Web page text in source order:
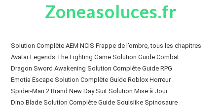
Zoneasoluces.fr
Solution Complète AEM NCIS Frappe de l’ombre, tous les chapitres
Avatar Legends The Fighting Game Solution Guide Combat
Dragon Sword Awakening Solution Complète Guide RPG
Emotia Escape Solution Complète Guide Roblox Horreur
Spider-Man 2 Brand New Day Suit Solution Mise à Jour
Dino Blade Solution Complète Guide Soulslike Spinosaure